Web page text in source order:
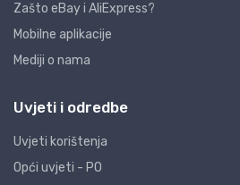
Zašto eBay i AliExpress?
Mobilne aplikacije
Mediji o nama
Uvjeti i odredbe
Uvjeti korištenja
Opći uvjeti - PO